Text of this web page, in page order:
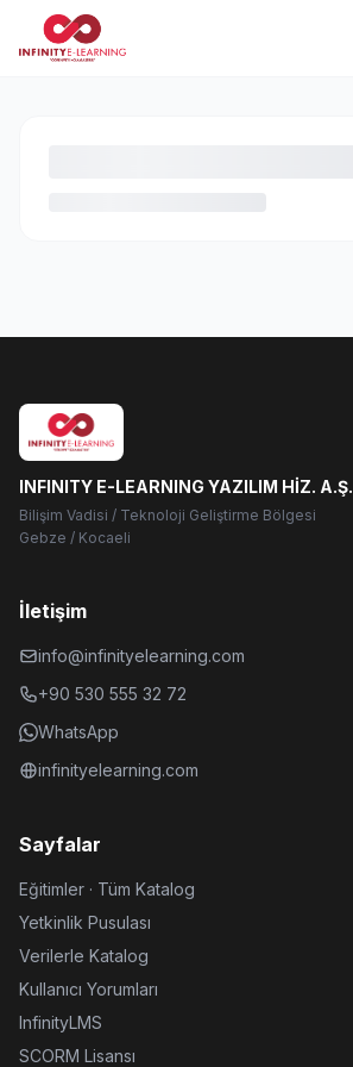
INFINITY E-LEARNING YAZILIM HİZ. A.Ş.
Bilişim Vadisi / Teknoloji Geliştirme Bölgesi
Gebze / Kocaeli
İletişim
info@infinityelearning.com
+90 530 555 32 72
WhatsApp
infinityelearning.com
Sayfalar
Eğitimler · Tüm Katalog
Yetkinlik Pusulası
Verilerle Katalog
Kullanıcı Yorumları
InfinityLMS
SCORM Lisansı